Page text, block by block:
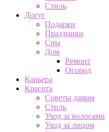
Стиль
Досуг
Подарки
Праздники
Сны
Дом
Ремонт
Огород
Карьера
Красота
Советы дамам
Стиль
Уход за волосами
Уход за лицом